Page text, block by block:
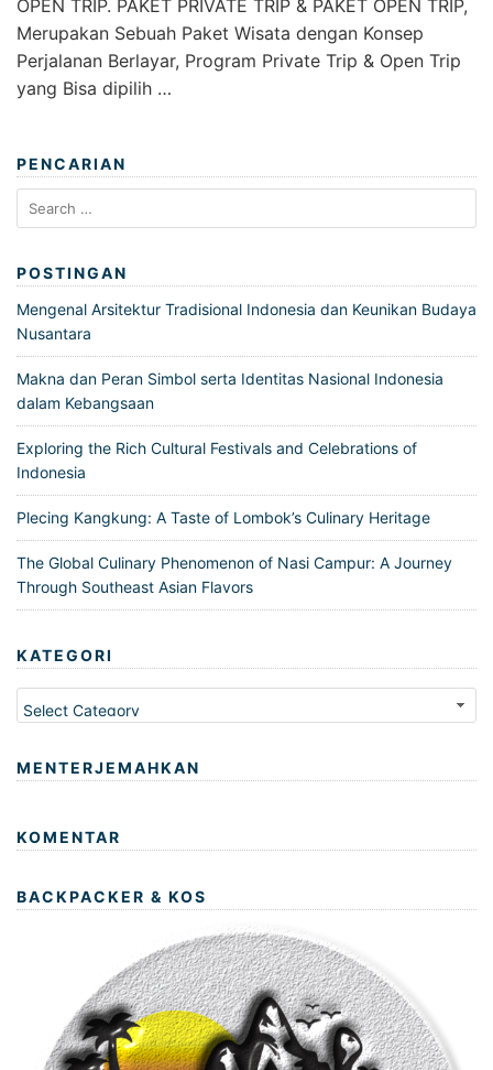
OPEN TRIP. PAKET PRIVATE TRIP & PAKET OPEN TRIP,
Merupakan Sebuah Paket Wisata dengan Konsep
Perjalanan Berlayar, Program Private Trip & Open Trip
yang Bisa dipilih …
PENCARIAN
Search
for:
POSTINGAN
Mengenal Arsitektur Tradisional Indonesia dan Keunikan Budaya
Nusantara
Makna dan Peran Simbol serta Identitas Nasional Indonesia
dalam Kebangsaan
Exploring the Rich Cultural Festivals and Celebrations of
Indonesia
Plecing Kangkung: A Taste of Lombok’s Culinary Heritage
The Global Culinary Phenomenon of Nasi Campur: A Journey
Through Southeast Asian Flavors
KATEGORI
Kategori
MENTERJEMAHKAN
KOMENTAR
BACKPACKER & KOS